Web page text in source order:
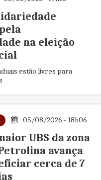
na eleição
estão livres para
05/08/2026 - 18h06
UBS da zona
avança
cerca de 7